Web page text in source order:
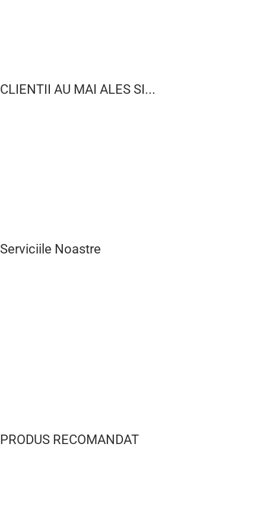
CLIENTII AU MAI ALES SI...
Serviciile Noastre
PRODUS RECOMANDAT